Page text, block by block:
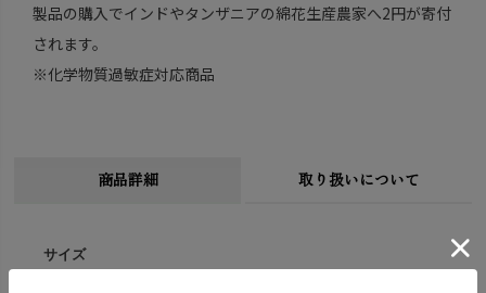
製品の購入でインドやタンザニアの綿花生産農家へ2円が寄付
されます。
※化学物質過敏症対応商品
商品詳細 取り扱いについて
サイズ